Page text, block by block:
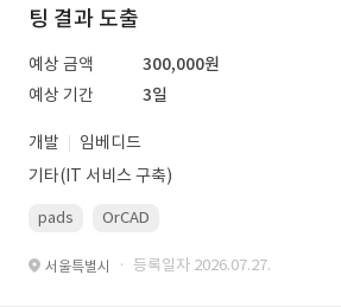
팅 결과 도출
예상 금액
300,000원
예상 기간
3일
개발
임베디드
기타(IT 서비스 구축)
pads OrCAD
서울특별시 · 등록일자 2026.07.27.